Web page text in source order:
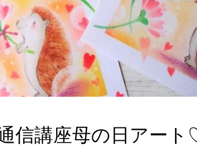
信講座母の日アー